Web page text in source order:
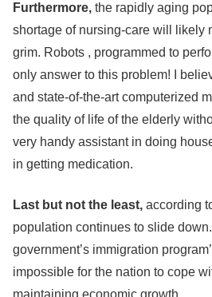
Furthermore, the rapidly aging
shortage of nursing-care will likely
grim. Robots , programmed to
only answer to this problem! I
and state-of-the-art computerized
the quality of life of the elderly
very handy assistant in doing
in getting medication.
Last but not the least, according
population continues to slide
government’s immigration
impossible for the nation to cope
maintaining economic growth.